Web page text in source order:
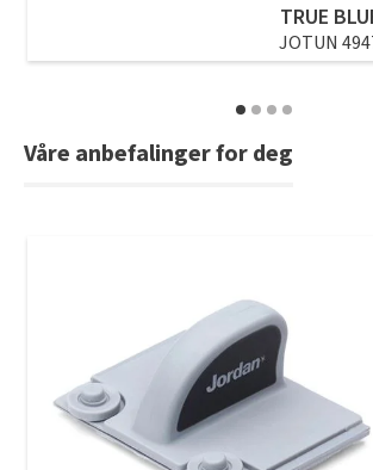
TRUE
JOTUN
Våre anbefalinger for deg